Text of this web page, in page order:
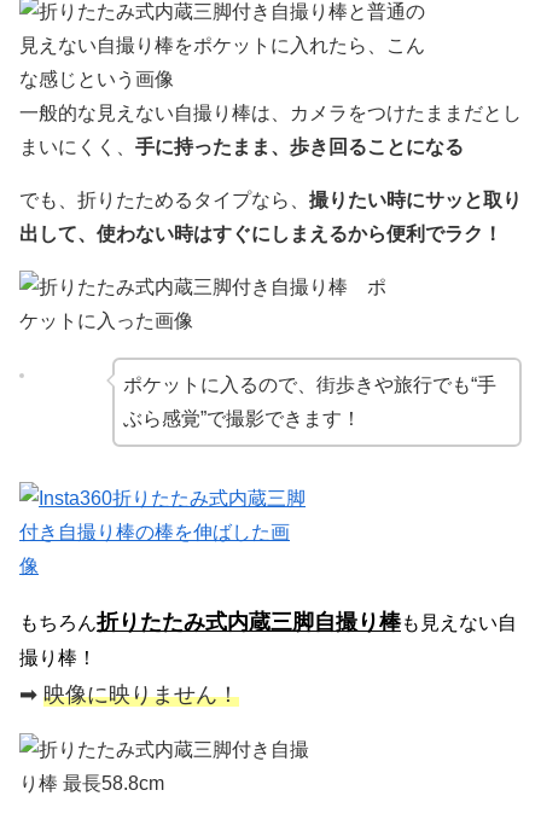
一般的な見えない自撮り棒は、カメラをつけたままだとし
まいにくく、 手に持ったまま、歩き回ることになる
でも、折りたためるタイプなら、 撮りたい時にサッと取り
出して、使わない時はすぐにしまえるから便利でラク！
ポケットに入るので、街歩きや旅行でも“手
ぶら感覚”で撮影できます！
もちろん折りたたみ式内蔵三脚自撮り棒も見えない自
撮り棒！
➡︎ 映像に映りません！